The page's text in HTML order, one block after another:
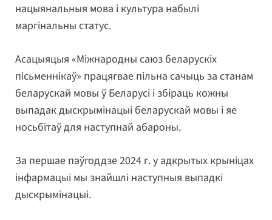
нацыянальныя мова і культура набылі
маргінальны статус.
Асацыяцыя «Міжнародны саюз беларускіх
пісьменнікаў» працягвае пільна сачыць за станам
беларускай мовы ў Беларусі і збіраць кожны
выпадак дыскрымінацыі беларускай мовы і яе
носьбітаў для наступнай абароны.
За першае паўгоддзе 2024 г. у адкрытых крыніцах
інфармацыі мы знайшлі наступныя выпадкі
дыскрымінацыі.